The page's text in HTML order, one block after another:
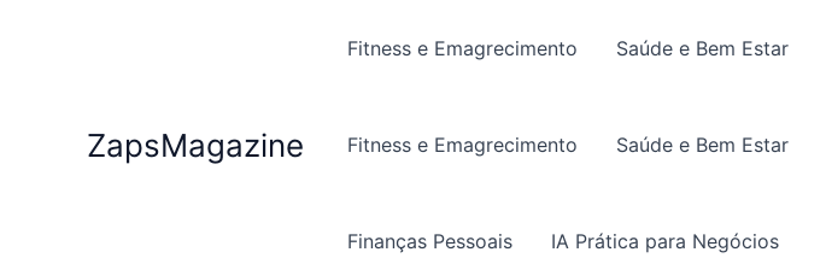
ZapsMagazine
Fitness e Emagrecimento Saúde e Bem Estar
Fitness e Emagrecimento Saúde e Bem Estar
Finanças Pessoais IA Prática para Negócios